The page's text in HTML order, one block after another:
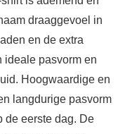
draaggevoel in
en de extra
ideale pasvorm en
Hoogwaardige en
langdurige pasvorm
de eerste dag. De